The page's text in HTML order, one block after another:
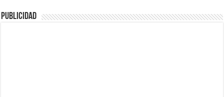
Publicidad